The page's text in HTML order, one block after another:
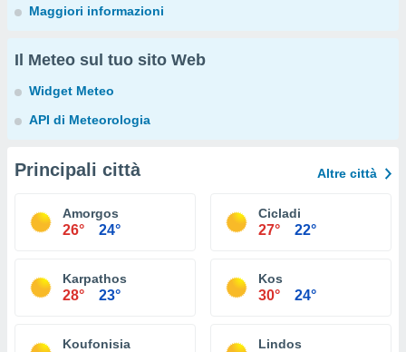
Maggiori informazioni
Il Meteo sul tuo sito Web
Widget Meteo
API di Meteorologia
Principali città Altre città
Amorgos
26° 24°
Cicladi
27° 22°
Karpathos
28° 23°
Kos
30° 24°
Koufonisia Lindos